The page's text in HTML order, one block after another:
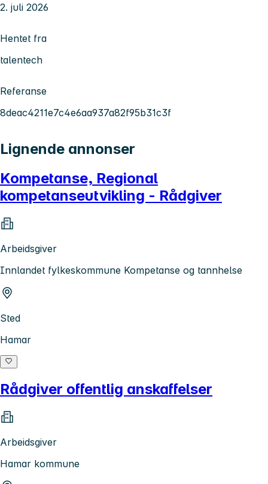
2. juli 2026
Hentet fra
talentech
Referanse
8deac4211e7c4e6aa937a82f95b31c3f
Lignende annonser
Kompetanse, Regional
kompetanseutvikling - Rådgiver
Arbeidsgiver
Innlandet fylkeskommune Kompetanse og tannhelse
Sted
Hamar
Rådgiver offentlig anskaffelser
Arbeidsgiver
Hamar kommune